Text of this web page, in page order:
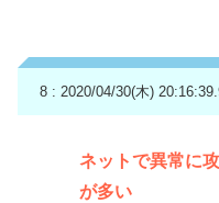
8 : 2020/04/30(木)
ネットで異常に
が多い